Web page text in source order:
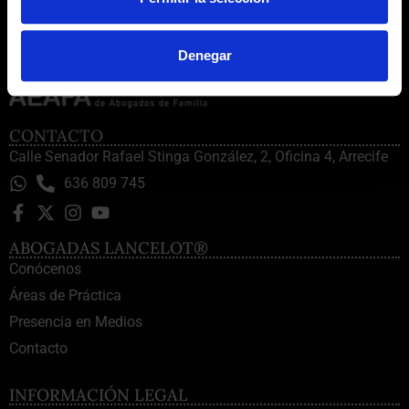
Denegar
CONTACTO
Calle Senador Rafael Stinga González, 2, Oficina 4, Arrecife
636 809 745
ABOGADAS LANCELOT®
Conócenos
Áreas de Práctica
Presencia en Medios
Contacto
INFORMACIÓN LEGAL